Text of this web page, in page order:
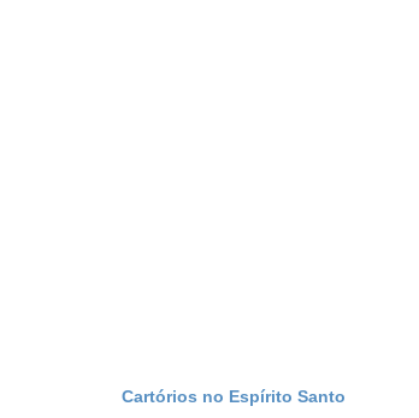
Cartórios no Espírito Santo